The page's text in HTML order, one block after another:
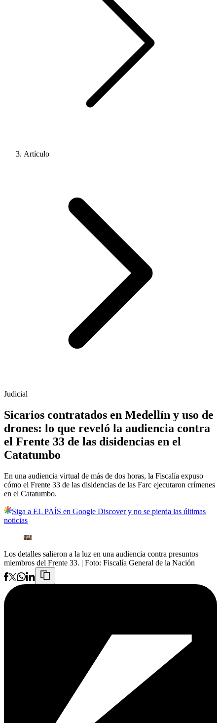
Artículo
Judicial
Sicarios contratados en Medellín y uso de
drones: lo que reveló la audiencia contra
el Frente 33 de las disidencias en el
Catatumbo
En una audiencia virtual de más de dos horas, la Fiscalía expuso
cómo el Frente 33 de las disidencias de las Farc ejecutaron crímenes
en el Catatumbo.
Siga a EL PAÍS en Google Discover y no se pierda las últimas
noticias
Los detalles salieron a la luz en una audiencia contra presuntos
miembros del Frente 33. | Foto: Fiscalía General de la Nación